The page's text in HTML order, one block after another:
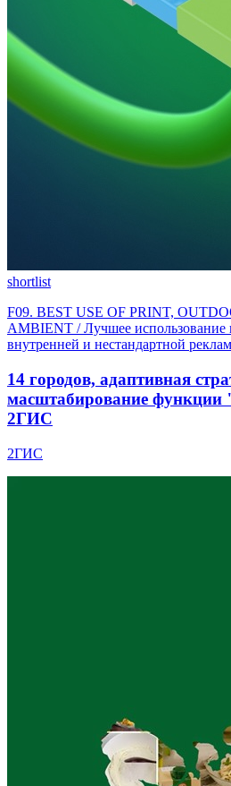
shortlist
F09. BEST USE OF PRINT,
AMBIENT / Лучшее использование
внутренней и нестандартной
14 городов, адаптивная
масштабирование функции
2ГИС
2ГИС